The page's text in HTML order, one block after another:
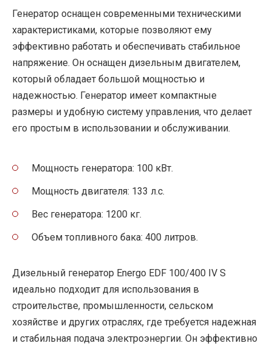
Генератор оснащен современными техническими
характеристиками, которые позволяют ему
эффективно работать и обеспечивать стабильное
напряжение. Он оснащен дизельным двигателем,
который обладает большой мощностью и
надежностью. Генератор имеет компактные
размеры и удобную систему управления, что делает
его простым в использовании и обслуживании.
Мощность генератора: 100 кВт.
Мощность двигателя: 133 л.с.
Вес генератора: 1200 кг.
Объем топливного бака: 400 литров.
Дизельный генератор Energo EDF 100/400 IV S
идеально подходит для использования в
строительстве, промышленности, сельском
хозяйстве и других отраслях, где требуется надежная
и стабильная подача электроэнергии. Он эффективно